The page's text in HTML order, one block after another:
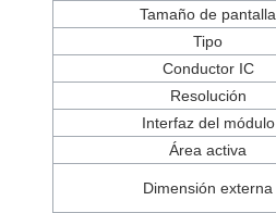
Tamaño de pantalla
Tipo
Conductor IC
Resolución
Interfaz del módulo
Área activa
Dimensión externa